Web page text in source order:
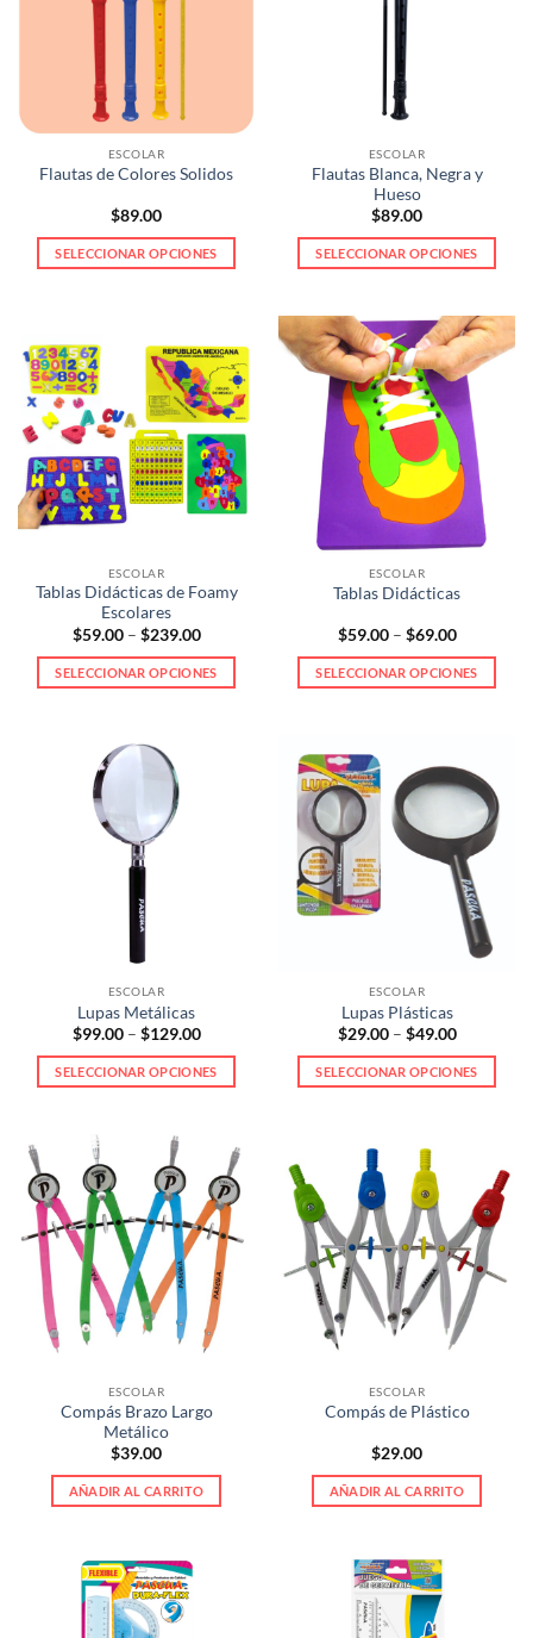
opciones
se
pueden
elegir
en
página
de
producto
ESCOLAR
Flautas de Colores Solidos
$89.00
SELECCIONAR OPCIONES
múltiples
variantes.
Las
opciones
se
pueden
elegir
página
de
producto
ESCOLAR
Flautas Blanca, Negra y
Hueso
$89.00
SELECCIONAR OPCIONES
tiene
múltiples
variantes.
Las
opciones
se
pueden
elegir
en
la
página
de
producto
ESCOLAR
Tablas Didácticas de Foamy
Escolares
$59.00 – $239.00Price
$59.00
through
SELECCIONAR OPCIONES
tiene
múltiples
variantes.
Las
opciones
se
pueden
elegir
página
de
ESCOLAR
Tablas Didácticas
$59.00 – $69.00Price
$59.00
through
SELECCIONAR OPCIONES
múltiples
variantes.
Las
opciones
página
de
ESCOLAR
Lupas Metálicas
$99.00 – $129.00Price
$99.00
through
SELECCIONAR OPCIONES
tiene
múltiples
variantes.
Las
opciones
se
pueden
elegir
página
de
producto
ESCOLAR
Lupas Plásticas
$29.00 – $49.00Price
$29.00
through
SELECCIONAR OPCIONES
tiene
múltiples
variantes.
Las
opciones
se
pueden
elegir
página
de
producto
ESCOLAR
Compás Brazo Largo
Metálico
$39.00
AÑADIR AL CARRITO
ESCOLAR
Compás de Plástico
$29.00
AÑADIR AL CARRITO